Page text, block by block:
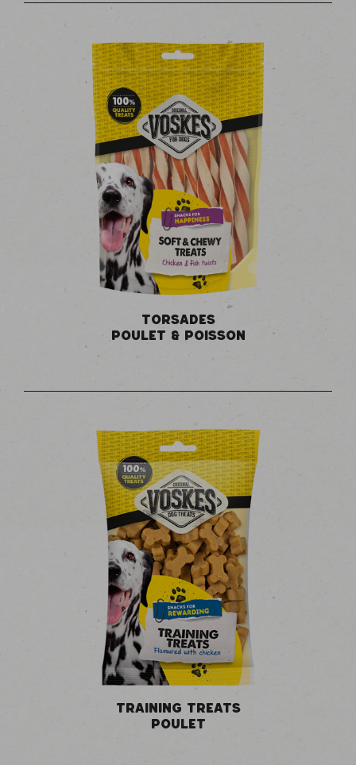
TORSADES
POULET & POISSON
TRAINING TREATS
POULET